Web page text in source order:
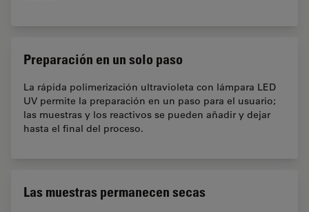
Preparación en un solo paso
La rápida polimerización ultravioleta con lámpara LED
UV permite la preparación en un paso para el usuario;
las muestras y los reactivos se pueden añadir y dejar
hasta el final del proceso.
Las muestras permanecen secas